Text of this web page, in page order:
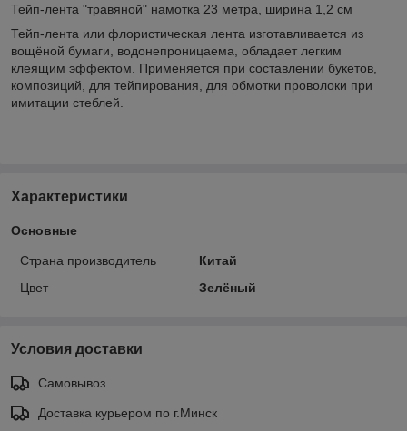
Тейп-лента "травяной" намотка 23 метра, ширина 1,2 см
Тейп-лента или флористическая лента изготавливается из
вощёной бумаги, водонепроницаема, обладает легким
клеящим эффектом. Применяется при составлении букетов,
композиций, для тейпирования, для обмотки проволоки при
имитации стеблей.
Характеристики
Основные
Страна производитель
Китай
Цвет
Зелёный
Условия доставки
Самовывоз
Доставка курьером по г.Минск